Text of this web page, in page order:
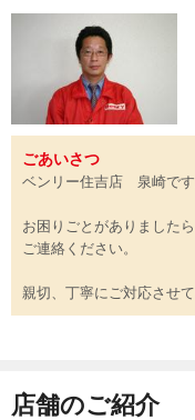
ごあいさつ
ベンリー住吉店 泉崎です
お困りごとがありました
ご連絡ください。
親切、丁寧にご対応させて
店舗のご紹介